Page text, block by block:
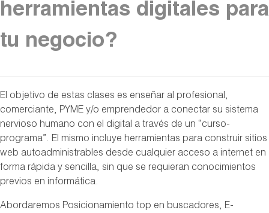
herramientas digitales para
tu negocio?
El objetivo de estas clases es enseñar al profesional,
comerciante, PYME y/o emprendedor a conectar su sistema
nervioso humano con el digital a través de un “curso-
programa”. El mismo incluye herramientas para construir sitios
web autoadministrables desde cualquier acceso a internet en
forma rápida y sencilla, sin que se requieran conocimientos
previos en informática.
Abordaremos Posicionamiento top en buscadores, E-